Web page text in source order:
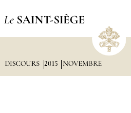
Le SAINT-SIÈGE
DISCOURS 2015 NOVEMBRE